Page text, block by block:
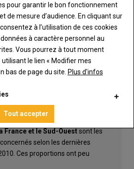
agricoles sont drainés en
SAU.
environ sont nouvellement
de plus de 100 000 ha/an au
80 à 90 %
de sols hydromorphes est
France et le Sud-Ouestsont les
selon les dernières
Ces proportions ont peu
pour garantir le bon fonctionnement
de mesure d’audience. En cliquant sur
à l’utilisation de ces cookies
à caractère personnel au
Vous pourrez à tout moment
le lien « Modifier mes
bas de page du site. Plus d'infos
Tout accepter